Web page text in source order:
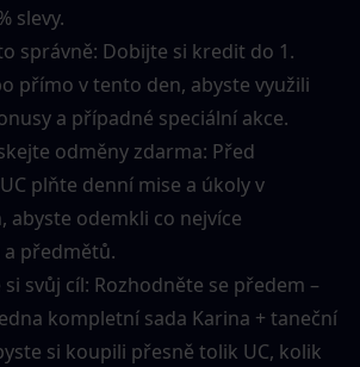
slevy.
správně: Dobijte si kredit do 1.
přímo v tento den, abyste využili
a případné speciální akce.
odměny zdarma: Před
plňte denní mise a úkoly v
abyste odemkli co nejvíce
předmětů.
svůj cíl: Rozhodněte se předem –
kompletní sada Karina + taneční
si koupili přesně tolik UC, kolik